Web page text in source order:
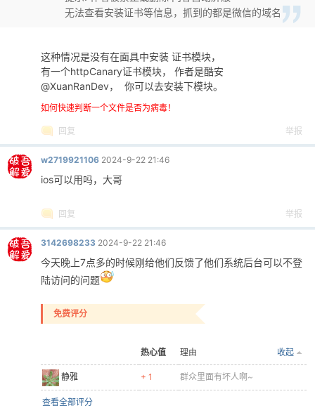
无法查看安装证书等信息，抓到的都是微信的域名
这种情况是没有在面具中安装 证书模块，
有一个httpCanary证书模块， 作者是酷安
@XuanRanDev， 你可以去安装下模块。
如何快速判断一个文件是否为病毒！
回复 举报
w2719921106 2024-9-22 21:46
ios可以用吗，大哥
回复 举报
3142698233 2024-9-22 21:46
今天晚上7点多的时候刚给他们反馈了他们系统后台可以不登
陆访问的问题
免费评分
热心值 收起
理由
静雅 + 1 群众里面有坏人啊~
查看全部评分